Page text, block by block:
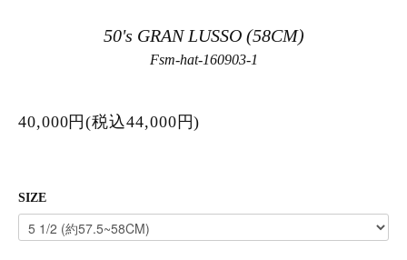
50's GRAN LUSSO (58CM)
Fsm-hat-160903-1
40,000円(税込44,000円)
SIZE